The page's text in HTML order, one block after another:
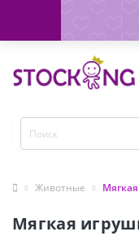
Животные
Мягкая